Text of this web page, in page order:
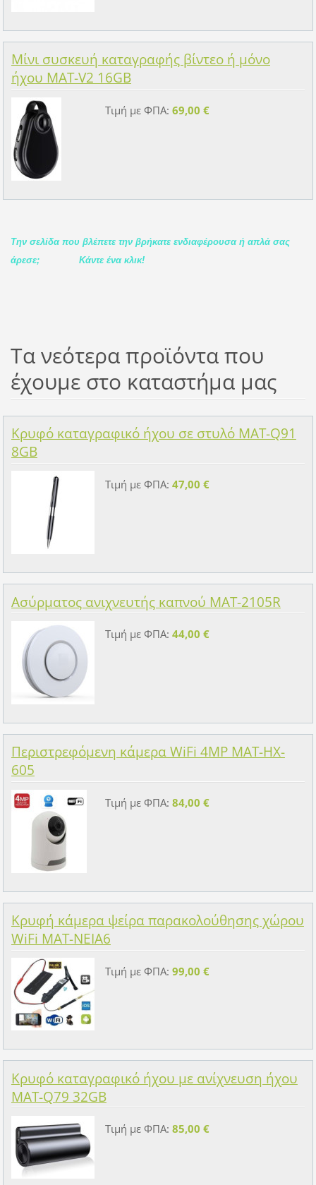
Μίνι συσκευή καταγραφής βίντεο ή μόνο
ήχου MAT-V2 16GB
Τιμή με ΦΠΑ: 69,00 €
Την σελίδα που βλέπετε την βρήκατε ενδιαφέρουσα ή απλά σας
άρεσε; Κάντε ένα κλικ!
Τα νεότερα προϊόντα που
έχουμε στο καταστήμα μας
Κρυφό καταγραφικό ήχου σε στυλό MAT-Q91
8GB
Τιμή με ΦΠΑ: 47,00 €
Ασύρματος ανιχνευτής καπνού MAT-2105R
Τιμή με ΦΠΑ: 44,00 €
Περιστρεφόμενη κάμερα WiFi 4MP MAT-HX-
605
Τιμή με ΦΠΑ: 84,00 €
Κρυφή κάμερα ψείρα παρακολούθησης χώρου
WiFi MAT-NEIA6
Τιμή με ΦΠΑ: 99,00 €
Κρυφό καταγραφικό ήχου με ανίχνευση ήχου
MAT-Q79 32GB
Τιμή με ΦΠΑ: 85,00 €